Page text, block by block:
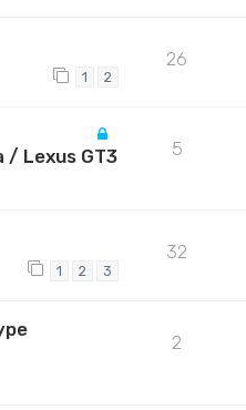
1 2
26
/ Lexus GT3 5
1 2 3
32
2